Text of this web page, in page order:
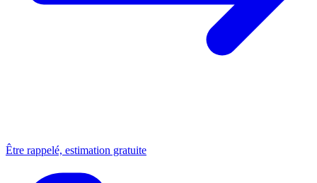
Être rappelé, estimation gratuite